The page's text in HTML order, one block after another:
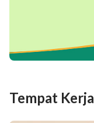
Tempat Kerja